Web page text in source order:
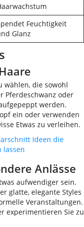
Feuchtigkeit
Glanz
wählen, die sowohl
Pferdeschwanz oder
werden.
ein oder verwenden
Etwas zu verleihen.
Ideen die
lassen
Anlässe
aufwendiger sein.
glatte, elegante Styles
Veranstaltungen.
experimentieren Sie zu